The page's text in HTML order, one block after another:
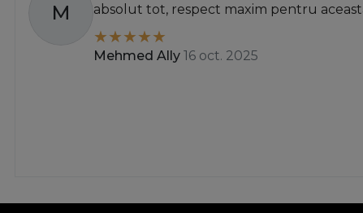
M
absolut tot, respect maxim pentru
Mehmed Ally 16 oct. 2025